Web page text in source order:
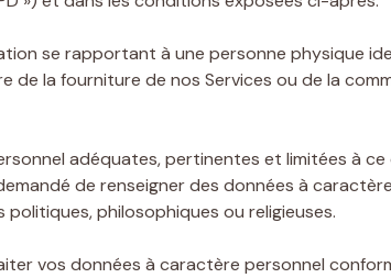
se rapportant à une personne physique
la fourniture de nos Services ou de la
adéquates, pertinentes et limitées à
de renseigner des données à
philosophiques ou religieuses.
vos données à caractère personnel